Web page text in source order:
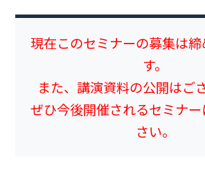
現在このセミナーの募集は
す。
また、講演資料の公開はご
ぜひ今後開催されるセミナ
さい。